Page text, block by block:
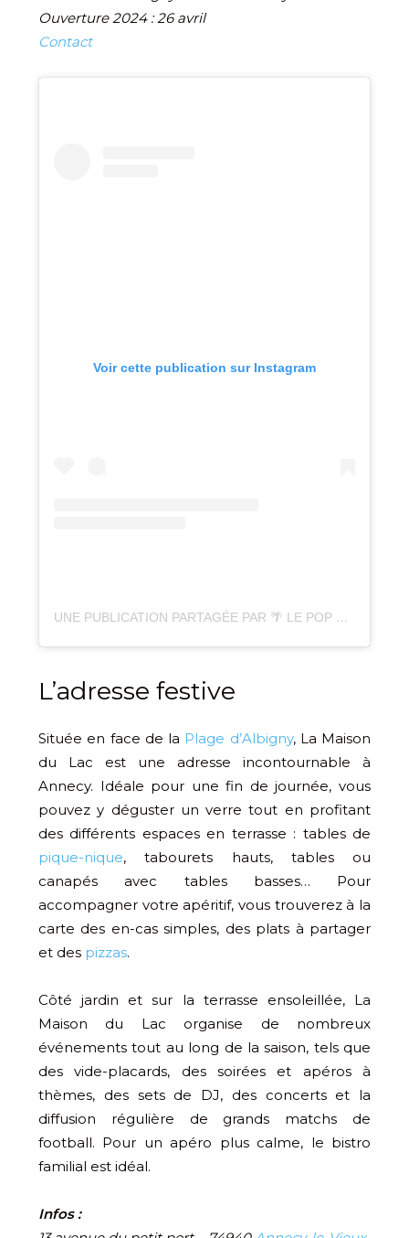
Ouverture 2024 : 26 avril
Contact
Voir cette publication sur Instagram
UNE PUBLICATION PARTAGÉE PAR 🌴 LE POP PLAGE – ANNECY (@LEPOPPLAGE_ANNECY)
L’adresse festive
Située en face de la Plage d’Albigny, La Maison
du Lac est une adresse incontournable à
Annecy. Idéale pour une fin de journée, vous
pouvez y déguster un verre tout en profitant
des différents espaces en terrasse : tables de
pique-nique, tabourets hauts, tables ou
canapés avec tables basses… Pour
accompagner votre apéritif, vous trouverez à la
carte des en-cas simples, des plats à partager
et des pizzas.
Côté jardin et sur la terrasse ensoleillée, La
Maison du Lac organise de nombreux
événements tout au long de la saison, tels que
des vide-placards, des soirées et apéros à
thèmes, des sets de DJ, des concerts et la
diffusion régulière de grands matchs de
football. Pour un apéro plus calme, le bistro
familial est idéal.
Infos :